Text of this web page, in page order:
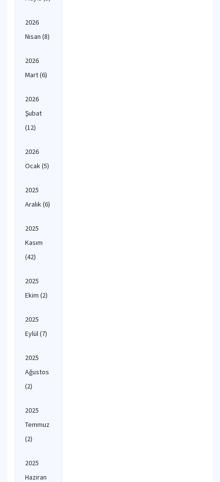
2026
Nisan (8)
2026
Mart(6)
2026
Şubat
(12)
2026
Ocak(5)
2025
Aralık(6)
2025
Kasım
(42)
2025
Ekim (2)
2025
Eylül(7)
2025
Ağustos
(2)
2025
Temmuz
(2)
2025
Haziran